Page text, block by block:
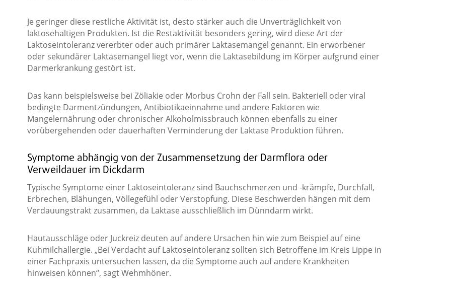
Je geringer diese restliche Aktivität ist, desto stärker auch die Unverträglichkeit von
laktosehaltigen Produkten. Ist die Restaktivität besonders gering, wird diese Art der
Laktoseintoleranz vererbter oder auch primärer Laktasemangel genannt. Ein erworbener
oder sekundärer Laktasemangel liegt vor, wenn die Laktasebildung im Körper aufgrund einer
Darmerkrankung gestört ist.
Das kann beispielsweise bei Zöliakie oder Morbus Crohn der Fall sein. Bakteriell oder viral
bedingte Darmentzündungen, Antibiotikaeinnahme und andere Faktoren wie
Mangelernährung oder chronischer Alkoholmissbrauch können ebenfalls zu einer
vorübergehenden oder dauerhaften Verminderung der Laktase Produktion führen.
Symptome abhängig von der Zusammensetzung der Darmflora oder
Verweildauer im Dickdarm
Typische Symptome einer Laktoseintoleranz sind Bauchschmerzen und -krämpfe, Durchfall,
Erbrechen, Blähungen, Völlegefühl oder Verstopfung. Diese Beschwerden hängen mit dem
Verdauungstrakt zusammen, da Laktase ausschließlich im Dünndarm wirkt.
Hautausschläge oder Juckreiz deuten auf andere Ursachen hin wie zum Beispiel auf eine
Kuhmilchallergie. „Bei Verdacht auf Laktoseintoleranz sollten sich Betroffene im Kreis Lippe in
einer Fachpraxis untersuchen lassen, da die Symptome auch auf andere Krankheiten
hinweisen können“, sagt Wehmhöner.